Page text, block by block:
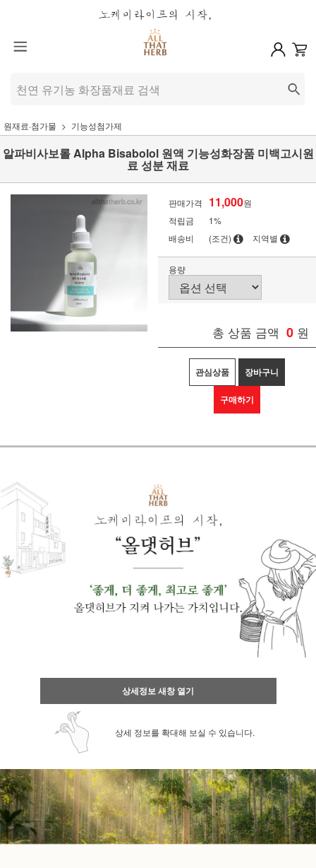
원재료·첨가물 기능성첨가제
알파비사보롤 Alpha Bisabolol 원액 기능성화장품 미백고시원
료 성분 재료
판매가격 11,000원
적립금
1%
배송비
(조건) 지역별
용량
총 상품 금액 0 원
관심상품 장바구니
구매하기
상세정보 새창 열기
상세 정보를 확대해 보실 수 있습니다.